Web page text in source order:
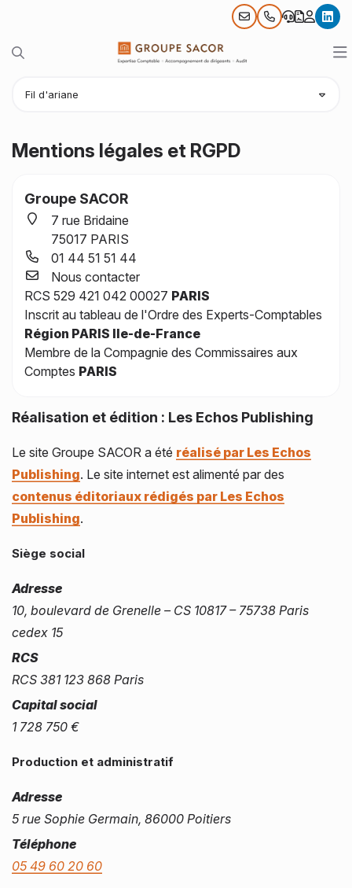
Contact01 44 51 51 44
Notre cabinet
Nos bureaux
Nous rejoindre
Comptabilité
RH et Paie
Création d’entreprise
Juridique d’entreprise et Fiscalité
Direction financière externalisée
Assistance aux sociétés et investisseurs étrangers
Votre profil
PME et ETI
Professions libérales
Actualités
Échéancier
Outils pratiques
Simulateurs
Cinéma / Spectacles
Entertainment : Missions spécifiques
Rechercher sur le site
Fil d'ariane
Mentions légales et RGPD
Groupe SACOR
7 rue Bridaine
75017 PARIS
01 44 51 51 44
Nous contacter
RCS 529 421 042 00027 PARIS
Inscrit au tableau de l'Ordre des Experts-Comptables
Région PARIS Ile-de-France
Membre de la Compagnie des Commissaires aux
Comptes PARIS
Réalisation et édition : Les Echos Publishing
Le site Groupe SACOR a été réalisé par Les Echos
Publishing. Le site internet est alimenté par des
contenus éditoriaux rédigés par Les Echos
Publishing.
Siège social
Adresse
10, boulevard de Grenelle – CS 10817 – 75738 Paris
cedex 15
RCS
RCS 381 123 868 Paris
Capital social
1 728 750 €
Production et administratif
Adresse
5 rue Sophie Germain, 86000 Poitiers
Téléphone
05 49 60 20 60